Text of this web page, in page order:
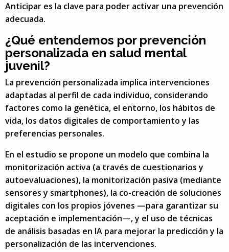
Anticipar es la clave para poder activar una prevención
adecuada.
¿Qué entendemos por prevención
personalizada en salud mental
juvenil?
La prevención personalizada implica intervenciones
adaptadas al perfil de cada individuo, considerando
factores como la genética, el entorno, los hábitos de
vida, los datos digitales de comportamiento y las
preferencias personales.
En el estudio se propone un modelo que combina la
monitorización activa (a través de cuestionarios y
autoevaluaciones), la monitorización pasiva (mediante
sensores y smartphones), la co-creación de soluciones
digitales con los propios jóvenes —para garantizar su
aceptación e implementación—, y el uso de técnicas
de análisis basadas en IA para mejorar la predicción y la
personalización de las intervenciones.